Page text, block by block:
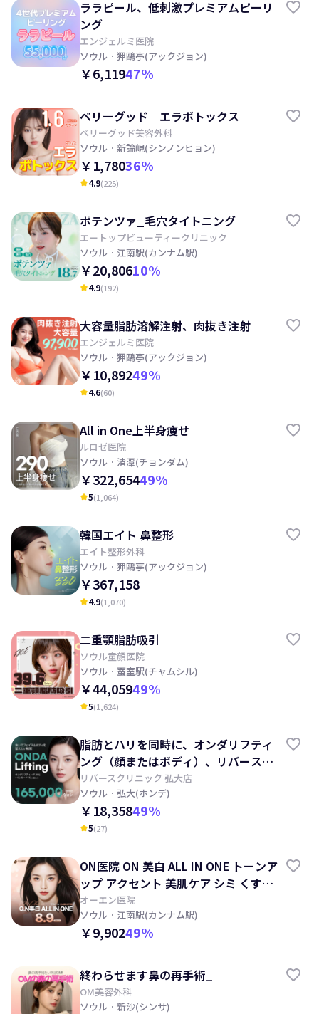
ララピール、低刺激プレミアムピーリ
ング
エンジェルミ医院
ソウル · 狎鷗亭(アックジョン)
￥6,11947%
ベリーグッド エラボトックス
ベリーグッド美容外科
ソウル · 新論峴(シンノンヒョン)
￥1,78036%
kid_star4.9(225)
ポテンツァ_毛穴タイトニング
エートップビューティークリニック
ソウル · 江南駅(カンナム駅)
￥20,80610%
kid_star4.9(192)
大容量脂肪溶解注射、肉抜き注射
エンジェルミ医院
ソウル · 狎鷗亭(アックジョン)
￥10,89249%
kid_star4.6(60)
All in One上半身痩せ
ルロゼ医院
ソウル · 清潭(チョンダム)
￥322,65449%
kid_star5(1,064)
韓国エイト 鼻整形
エイト整形外科
ソウル · 狎鷗亭(アックジョン)
￥367,158
kid_star4.9(1,070)
二重顎脂肪吸引
ソウル童顔医院
ソウル · 蚕室駅(チャムシル)
￥44,05949%
kid_star5(1,624)
脂肪とハリを同時に、オンダリフティ
ング（顔またはボディ）、リバースク
リニック
リバースクリニック 弘大店
ソウル · 弘大(ホンデ)
￥18,35849%
kid_star5(27)
ON医院 ON 美白 ALL IN ONE トーンア
ップ アクセント 美肌ケア シミ くすみ
ほくろ
オーエン医院
ソウル · 江南駅(カンナム駅)
￥9,90249%
終わらせます鼻の再手術_
OM美容外科
ソウル · 新沙(シンサ)